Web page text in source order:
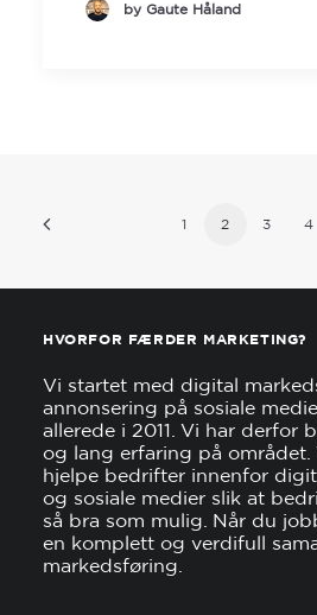
by Gaute Håland
1 2 3 4
HVORFOR FÆRDER MARKETING?
Vi startet med digital
annonsering på sosiale
allerede i 2011. Vi har derfor
og lang erfaring på området.
hjelpe bedrifter innenfor
og sosiale medier slik at
så bra som mulig. Når du
en komplett og verdifull
markedsføring.